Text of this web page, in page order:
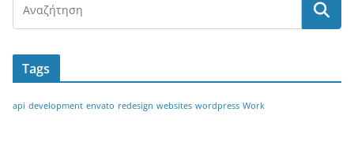
Tags
api development envato redesign websites wordpress Work